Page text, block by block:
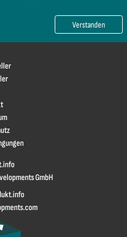
Verstanden
GmbH